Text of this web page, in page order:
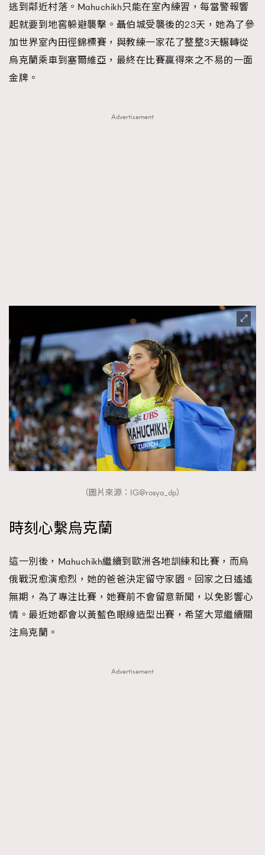
逃到鄰近村落。Mahuchikh只能在室內練習，每當警報響
起就要到地窖躲避襲擊。聶伯城受襲後的23天，她為了參
加世界室內田徑錦標賽，與教練一家花了整整3天輾轉從
烏克蘭乘車到塞爾維亞，最終在比賽贏得來之不易的一面
金牌。
Advertisement
（圖片來源：IG@rosya_dp）
時刻心繫烏克蘭
這一別後，Mahuchikh繼續到歐洲各地訓練和比賽，而烏
俄戰況愈演愈烈，她的爸爸決定留守家園。回家之日遙遙
無期，為了專注比賽，她賽前不會留意新聞，以免影響心
情。最近她都會以黃藍色眼線造型出賽，希望大眾繼續關
注烏克蘭。
Advertisement